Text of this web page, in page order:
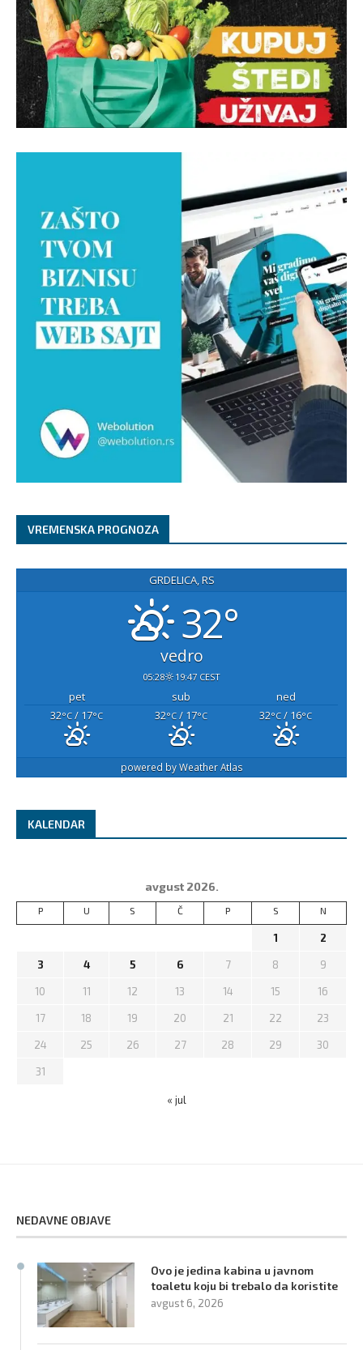
VREMENSKA PROGNOZA
GRDELICA, RS
32°
vedro
05:28 19:47 CEST
pet sub
ned
32°C / 17°C 32°C / 17°C 32°C / 16°C
powered byWeather Atlas
KALENDAR
avgust 2026.
P U S Č P S N
1 2
3 4 5 6 7 8 9
10 11 12 13 14 15 16
17 18 19 20 21 22 23
24 25 26 27 28 29 30
31
« jul
NEDAVNE OBJAVE
Ovo je jedina kabina u javnom
toaletu koju bi trebalo da koristite
avgust 6, 2026